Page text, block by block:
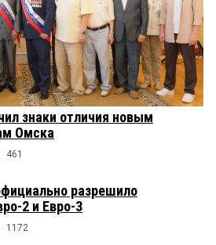
знаки отличия новым
Омска
461
разрешило
2 и Евро-3
1172